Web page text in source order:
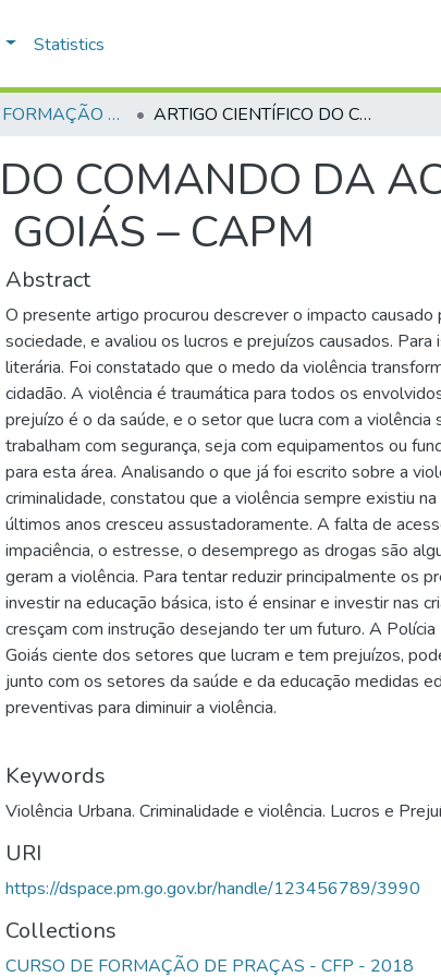
Statistics
CURSO DE FORMAÇÃO DE PRAÇAS - CFP - 2018 ARTIGO CIENTÍFICO DO COMANDO DA ACADEMIA DA POLÍCIA MILITAR DE GOIÁS – CAPM
COMANDO DA
– CAPM
Abstract
O presente artigo procurou descrever o impacto causado
sociedade, e avaliou os lucros e prejuízos causados.
literária. Foi constatado que o medo da violência
cidadão. A violência é traumática para todos os
prejuízo é o da saúde, e o setor que lucra com a violência
trabalham com segurança, seja com equipamentos ou
para esta área. Analisando o que já foi escrito sobre a
criminalidade, constatou que a violência sempre existiu
últimos anos cresceu assustadoramente. A falta de
impaciência, o estresse, o desemprego as drogas são
geram a violência. Para tentar reduzir principalmente os
investir na educação básica, isto é ensinar e investir nas
cresçam com instrução desejando ter um futuro. A
Goiás ciente dos setores que lucram e tem prejuízos,
junto com os setores da saúde e da educação medidas
preventivas para diminuir a violência.
Keywords
Violência Urbana. Criminalidade e violência. Lucros e
URI
https://dspace.pm.go.gov.br/handle/123456789/3990
Collections
CURSO DE FORMAÇÃO DE PRAÇAS - CFP - 2018